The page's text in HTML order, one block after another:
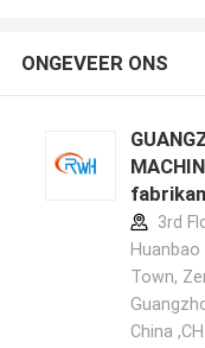
ONGEVEER ONS
MACHINERY
3rd
Town,
China